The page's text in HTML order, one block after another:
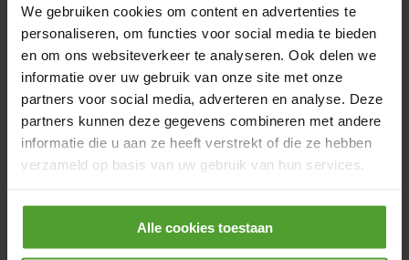
We gebruiken cookies om content en advertenties te
personaliseren, om functies voor social media te bieden
en om ons websiteverkeer te analyseren. Ook delen we
informatie over uw gebruik van onze site met onze
partners voor social media, adverteren en analyse. Deze
partners kunnen deze gegevens combineren met andere
informatie die u aan ze heeft verstrekt of die ze hebben
verzameld op basis van uw gebruik van hun services.
Door op de knop “Alle cookies weigeren” te klikken, kunt
u ervoor kiezen om alle cookies te weigeren, behalve de
noodzakelijke cookies. De noodzakelijke cookies zijn
Alle cookies toestaan